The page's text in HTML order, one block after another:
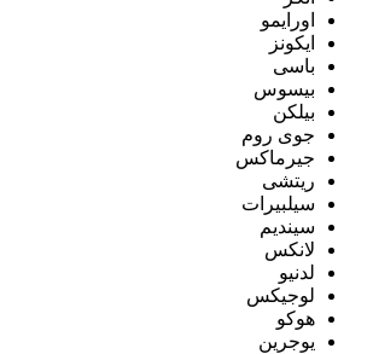
اورايمو
ايكونز
باسى
بيسوس
بيلكن
جوى روم
جيرماكس
ريتشى
سيلبيرات
سينديم
لانكس
لدنيو
لوجيكس
هوكو
يوجرين